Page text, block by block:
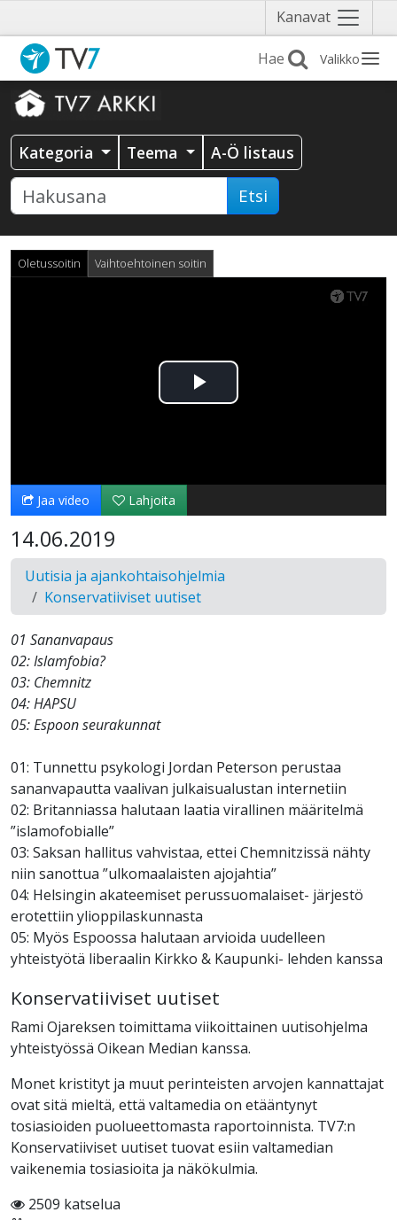
Kanavat Näytä
valikko
Valikko
Kategoria Teema A-Ö listaus
Etsi
Oletussoitin Vaihtoehtoinen soitin
Toista
Jaa video Lahjoita
14.06.2019
Uutisia ja ajankohtaisohjelmia
Konservatiiviset uutiset
01 Sananvapaus
02: Islamfobia?
03: Chemnitz
04: HAPSU
05: Espoon seurakunnat
01: Tunnettu psykologi Jordan Peterson perustaa
sananvapautta vaalivan julkaisualustan internetiin
02: Britanniassa halutaan laatia virallinen määritelmä
”islamofobialle”
03: Saksan hallitus vahvistaa, ettei Chemnitzissä nähty
niin sanottua ”ulkomaalaisten ajojahtia”
04: Helsingin akateemiset perussuomalaiset- järjestö
erotettiin ylioppilaskunnasta
05: Myös Espoossa halutaan arvioida uudelleen
yhteistyötä liberaalin Kirkko & Kaupunki- lehden kanssa
Konservatiiviset uutiset
Rami Ojareksen toimittama viikoittainen uutisohjelma
yhteistyössä Oikean Median kanssa.
Monet kristityt ja muut perinteisten arvojen kannattajat
ovat sitä mieltä, että valtamedia on etääntynyt
tosiasioiden puolueettomasta raportoinnista. TV7:n
Konservatiiviset uutiset tuovat esiin valtamedian
vaikenemia tosiasioita ja näkökulmia.
2509 katselua